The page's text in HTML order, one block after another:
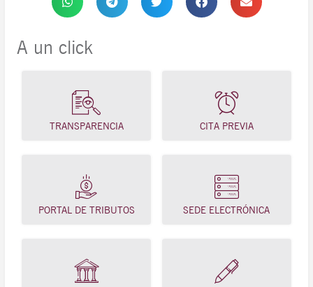
A un click
TRANSPARENCIA CITA PREVIA
PORTAL DE TRIBUTOS SEDE ELECTRÓNICA